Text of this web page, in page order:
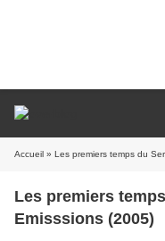
Accueil » Les premiers temps du
Les premiers
Emisssions (2005)